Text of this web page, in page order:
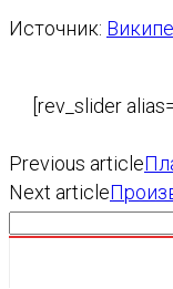
Источник:
[rev_slider
Previous article
Next article